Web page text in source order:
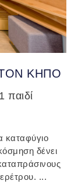
ΚΗΠΟ
παιδί
καταφύγιο
δένει
...